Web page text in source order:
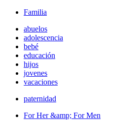
Familia
abuelos
adolescencia
bebé
educación
hijos
jovenes
vacaciones
paternidad
For Her &amp; For Men